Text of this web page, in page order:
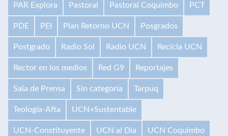
PAR Explora Pastoral Pastoral Coquimbo PCT
PDE PEI Plan Retorno UCN Posgrados
Postgrado Radio Sol Radio UCN Recicla UCN
Rector en los medios Red G9 Reportajes
Sala de Prensa Sin categoría Tarpuq
Teología-Afta UCN+Sustentable
UCN-Constituyente UCN al Día UCN Coquimbo